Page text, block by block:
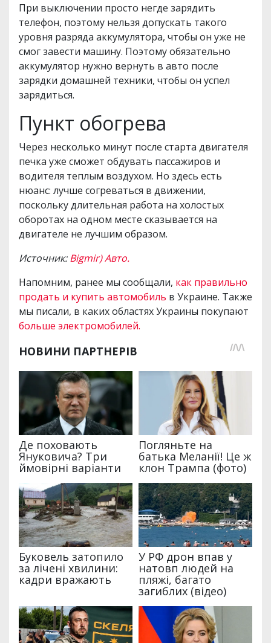
При выключении просто негде зарядить
телефон, поэтому нельзя допускать такого
уровня разряда аккумулятора, чтобы он уже не
смог завести машину. Поэтому обязательно
аккумулятор нужно вернуть в авто после
зарядки домашней техники, чтобы он успел
зарядиться.
Пункт обогрева
Через несколько минут после старта двигателя
печка уже сможет обдувать пассажиров и
водителя теплым воздухом. Но здесь есть
нюанс: лучше согреваться в движении,
поскольку длительная работа на холостых
оборотах на одном месте сказывается на
двигателе не лучшим образом.
Источник:Bigmir) Авто.
Напомним, ранее мы сообщали, как правильно
продать и купить автомобиль в Украине. Также
мы писали, в каких областях Украины покупают
больше электромобилей.